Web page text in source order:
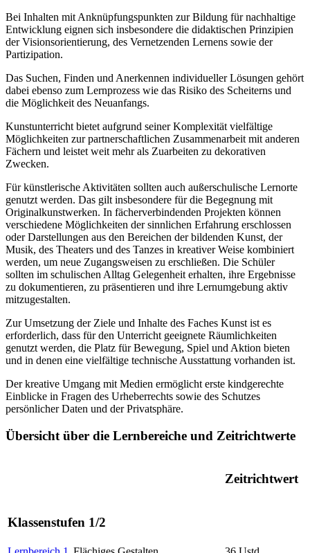
Bei Inhalten mit Anknüpfungspunkten zur Bildung für nachhaltige
Entwicklung eignen sich insbesondere die didaktischen Prinzipien
der Visionsorientierung, des Vernetzenden Lernens sowie der
Partizipation.
Das Suchen, Finden und Anerkennen individueller Lösungen gehört
dabei ebenso zum Lernprozess wie das Risiko des Scheiterns und
die Möglichkeit des Neuanfangs.
Kunstunterricht bietet aufgrund seiner Komplexität vielfältige
Möglichkeiten zur partnerschaftlichen Zusammenarbeit mit anderen
Fächern und leistet weit mehr als Zuarbeiten zu dekorativen
Zwecken.
Für künstlerische Aktivitäten sollten auch außerschulische Lernorte
genutzt werden. Das gilt insbesondere für die Begegnung mit
Originalkunstwerken. In fächerverbindenden Projekten können
verschiedene Möglichkeiten der sinnlichen Erfahrung erschlossen
oder Darstellungen aus den Bereichen der bildenden Kunst, der
Musik, des Theaters und des Tanzes in kreativer Weise kombiniert
werden, um neue Zugangsweisen zu erschließen. Die Schüler
sollten im schulischen Alltag Gelegenheit erhalten, ihre Ergebnisse
zu dokumentieren, zu präsentieren und ihre Lernumgebung aktiv
mitzugestalten.
Zur Umsetzung der Ziele und Inhalte des Faches Kunst ist es
erforderlich, dass für den Unterricht geeignete Räumlichkeiten
genutzt werden, die Platz für Bewegung, Spiel und Aktion bieten
und in denen eine vielfältige technische Ausstattung vorhanden ist.
Der kreative Umgang mit Medien ermöglicht erste kindgerechte
Einblicke in Fragen des Urheberrechts sowie des Schutzes
persönlicher Daten und der Privatsphäre.
Übersicht über die Lernbereiche und Zeitrichtwerte
Zeitrichtwert
Klassenstufen 1/2